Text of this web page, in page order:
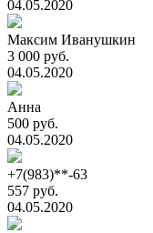
04.05.2020
Максим Иванушкин
3 000 руб.
04.05.2020
Анна
500 руб.
04.05.2020
+7(983)**-63
557 руб.
04.05.2020